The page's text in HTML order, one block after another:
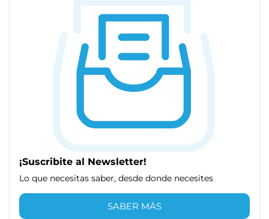
¡Suscribite al Newsletter!
Lo que necesitas saber, desde donde necesites
SABER MÁS